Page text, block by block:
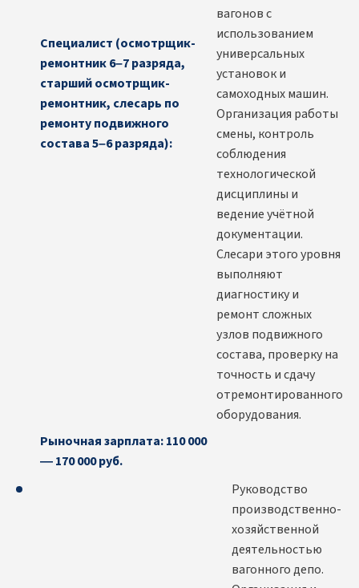
Специалист (осмотрщик-
ремонтник 6–7 разряда,
старший осмотрщик-
ремонтник, слесарь по
ремонту подвижного
состава 5–6 разряда):
вагонов с
использованием
универсальных
установок и
самоходных машин.
Организация работы
смены, контроль
соблюдения
технологической
дисциплины и
ведение учётной
документации.
Слесари этого уровня
выполняют
диагностику и
ремонт сложных
узлов подвижного
состава, проверку на
точность и сдачу
отремонтированного
оборудования.
Рыночная зарплата: 110 000
— 170 000 руб.
Руководство
производственно-
хозяйственной
деятельностью
вагонного депо.